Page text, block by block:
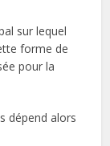
sur lequel
forme de
pour la
dépend alors